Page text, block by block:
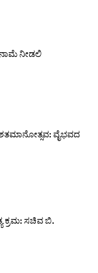
ನೀಡಲಿ
ವೈಭವದ
ಕ್ರಮ: ಸಚಿವ ಬಿ.